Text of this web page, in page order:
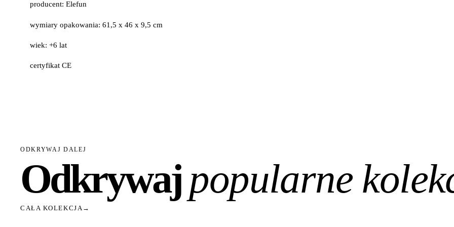
producent: Elefun
wymiary opakowania: 61,5 x 46 x 9,5 cm
wiek: +6 lat
certyfikat CE
ODKRYWAJ DALEJ
Odkrywaj popularne
CAŁA KOLEKCJA →